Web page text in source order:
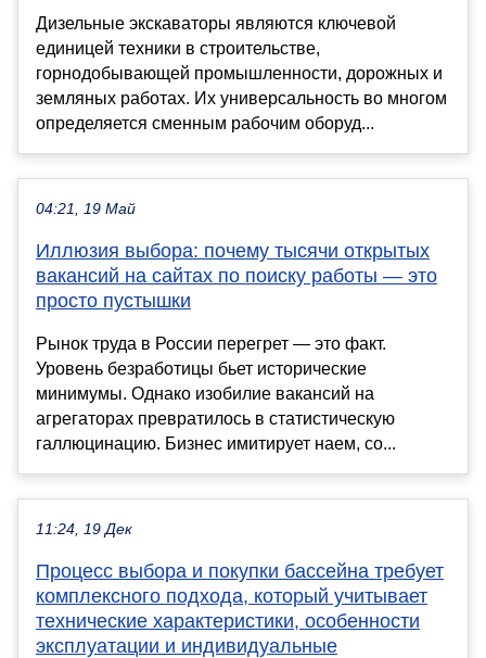
Дизельные экскаваторы являются ключевой
единицей техники в строительстве,
горнодобывающей промышленности, дорожных и
земляных работах. Их универсальность во многом
определяется сменным рабочим оборуд...
04:21, 19 Май
Иллюзия выбора: почему тысячи открытых
вакансий на сайтах по поиску работы — это
просто пустышки
Рынок труда в России перегрет — это факт.
Уровень безработицы бьет исторические
минимумы. Однако изобилие вакансий на
агрегаторах превратилось в статистическую
галлюцинацию. Бизнес имитирует наем, со...
11:24, 19 Дек
Процесс выбора и покупки бассейна требует
комплексного подхода, который учитывает
технические характеристики, особенности
эксплуатации и индивидуальные